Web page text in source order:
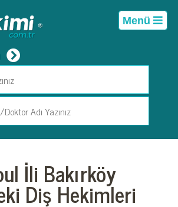
Menü
İli Bakırköy
Diş Hekimleri